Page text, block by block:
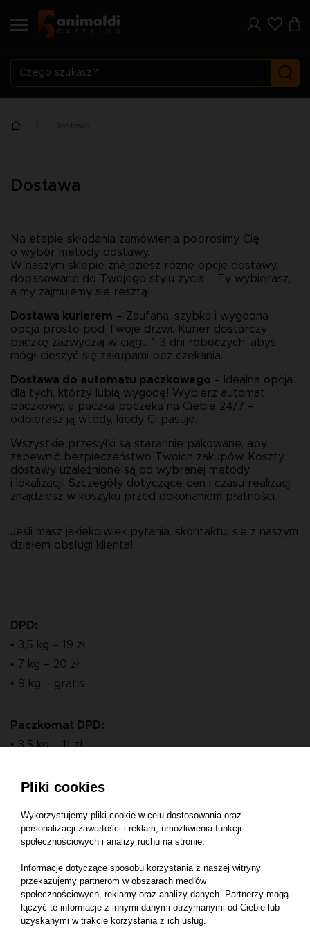
Dostawa
Na etapie składania zamówienia poprosimy Cię
o wybór metody dostawy.
W naszym sklepie znajdziesz różne opcje dostawy,
dopasowane do Twojego stylu życia – Ty wybierasz,
a my zajmujemy się resztą!
Dostawa kurierem – Zaufana, szybka i wygodna
opcja prosto pod Twoje drzwi. Kurier dostarczy
paczkę zazwyczaj w ciągu 1-3 dni roboczych, abyś
mógł cieszyć się zakupami bez czekania.
Dostawa do automatu paczkowego – Idealna opcja
dla tych, którzy lubią wygodę! Wybierz automat
paczkowy, a paczka poczeka na Ciebie 24/7 –
odbierasz ją wtedy, kiedy Ci pasuje.
Wszystkie przesyłki są starannie pakowane, aby
zapewnić bezpieczeństwo Twoich zakupów. Koszty
dostawy uzależnione są od wybranej metody
i lokalizacji. Szczegóły dotyczące cen i czasu realizacji
znajdziesz w koszyku przed dokonaniem płatności.
działem obsługi klienta!
DPD:
• 3,5 kg – 19 zł
• 7 kg – 20 zł
• 9 kg – gratis
Paczkomat DPD:
• 3,5 kg – 11 zł
• 9 kg – gratis
InPost:
• 3,5 kg – 15 zł
• 7 kg – 17 zł
• 9 kg – gratis
Paczkomat InPost:
Pliki cookies
Wykorzystujemy pliki cookie w celu dostosowania oraz
personalizacji zawartości i reklam, umożliwienia funkcji
społecznościowych i analizy ruchu na stronie.
Informacje dotyczące sposobu korzystania z naszej witryny
przekazujemy partnerom w obszarach mediów
społecznościowych, reklamy oraz analizy danych. Partnerzy mogą
łączyć te informacje z innymi danymi otrzymanymi od Ciebie lub
uzyskanymi w trakcie korzystania z ich usług.